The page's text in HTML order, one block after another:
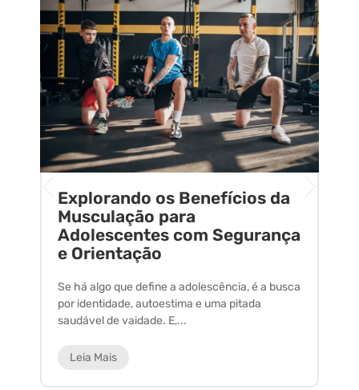
Explorando os Benefícios da
Musculação para
Adolescentes com Segurança
e Orientação
Se há algo que define a adolescência, é a busca
por identidade, autoestima e uma pitada
saudável de vaidade. E,...
Leia Mais